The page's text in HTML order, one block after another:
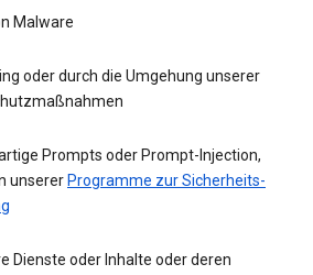
Malware
oder durch die Umgehung unserer
Prompts oder Prompt-Injection,
unserer Programme zur Sicherheits-
Dienste oder Inhalte oder deren